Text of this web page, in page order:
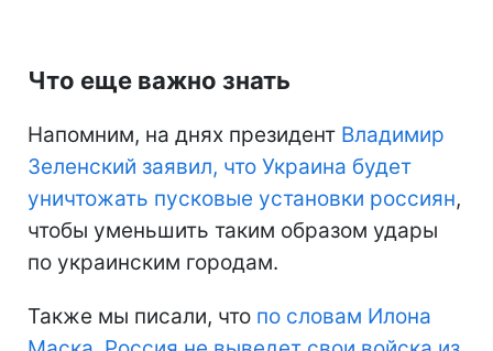
Что еще важно знать
Напомним, на днях президент Владимир
Зеленский заявил, что Украина будет
уничтожать пусковые установки россиян,
чтобы уменьшить таким образом удары
по украинским городам.
Также мы писали, что по словам Илона